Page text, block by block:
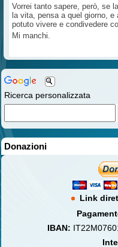
Ricerca personalizzata
Donazioni
Link
IBAN:
Vorrei tanto sapere, però, se
la vita, pensa a quel giorno,
potuto vivere e condivedere
Mi manchi.